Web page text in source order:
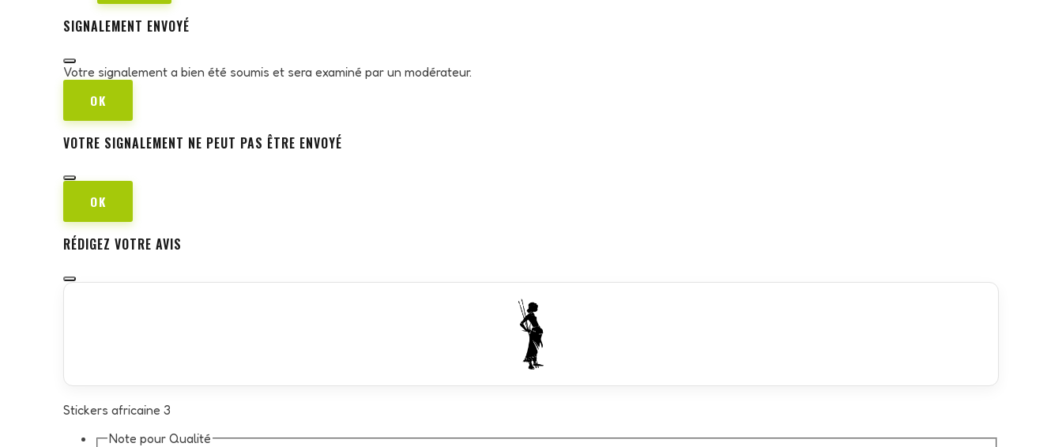
SIGNALEMENT ENVOYÉ
Votre signalement a bien été soumis et sera examiné par un modérateur.
OK
VOTRE SIGNALEMENT NE PEUT PAS ÊTRE ENVOYÉ
OK
RÉDIGEZ VOTRE AVIS
Stickers africaine 3
Note pour Qualité